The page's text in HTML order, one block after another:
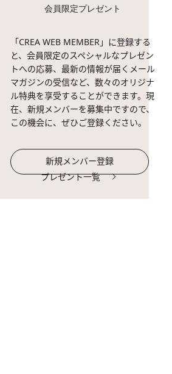
会員限定プレゼント
「CREA WEB MEMBER」に登録する
と、会員限定のスペシャルなプレゼン
トへの応募、最新の情報が届くメール
マガジンの受信など、数々のオリジナ
ル特典を享受することができます。現
在、新規メンバーを募集中ですので、
この機会に、ぜひご登録ください。
新規メンバー登録
プレゼント一覧